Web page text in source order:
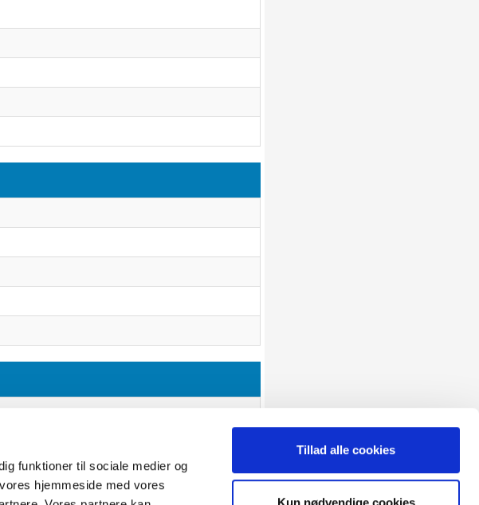
funktioner til sociale medier og
hjemmeside med vores
Tillad alle cookies
Kun nødvendige cookies
henvendelser: